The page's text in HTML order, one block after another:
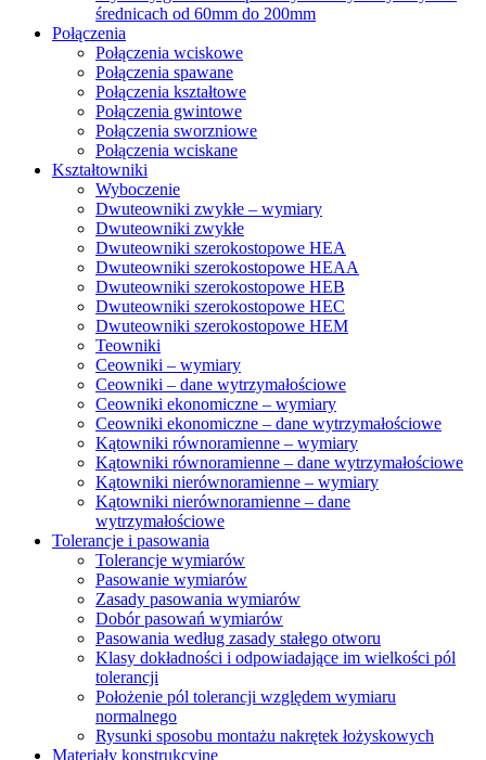
średnicach od 60mm do 200mm
Połączenia
Połączenia wciskowe
Połączenia spawane
Połączenia kształtowe
Połączenia gwintowe
Połączenia sworzniowe
Połączenia wciskane
Kształtowniki
Wyboczenie
Dwuteowniki zwykłe – wymiary
Dwuteowniki zwykłe
Dwuteowniki szerokostopowe HEA
Dwuteowniki szerokostopowe HEAA
Dwuteowniki szerokostopowe HEB
Dwuteowniki szerokostopowe HEC
Dwuteowniki szerokostopowe HEM
Teowniki
Ceowniki – wymiary
Ceowniki – dane wytrzymałościowe
Ceowniki ekonomiczne – wymiary
Ceowniki ekonomiczne – dane wytrzymałościowe
Kątowniki równoramienne – wymiary
Kątowniki równoramienne – dane wytrzymałościowe
Kątowniki nierównoramienne – wymiary
Kątowniki nierównoramienne – dane
wytrzymałościowe
Tolerancje i pasowania
Tolerancje wymiarów
Pasowanie wymiarów
Zasady pasowania wymiarów
Dobór pasowań wymiarów
Pasowania według zasady stałego otworu
Klasy dokładności i odpowiadające im wielkości pól
tolerancji
Położenie pól tolerancji względem wymiaru
normalnego
Rysunki sposobu montażu nakrętek łożyskowych
Materiały konstrukcyjne